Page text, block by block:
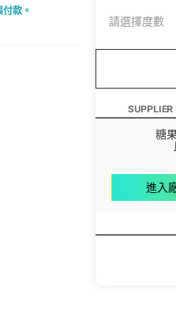
款。
請選擇度數
SUPPLIER
糖
進入